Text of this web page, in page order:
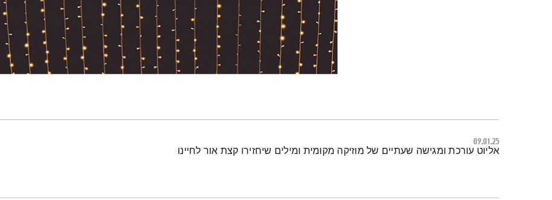
09.01.25
תמצית הפודקאסט
אליוט עורכת ומגישה שעתיים של מוזיקה מקומית ומילים שיחזירו קצת אור לחיינו